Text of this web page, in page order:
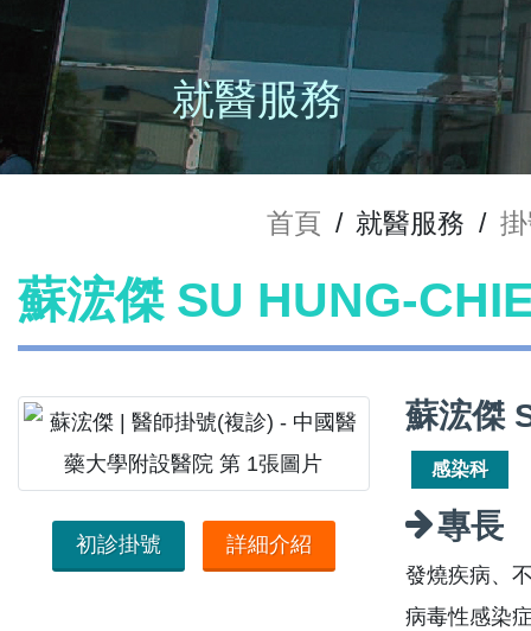
就醫服務
首頁 / 就醫服務 /
蘇浤傑 SU HUNG-
初診掛號 詳細介紹
蘇浤傑
感染科
專長
發燒疾病、
病毒性感染